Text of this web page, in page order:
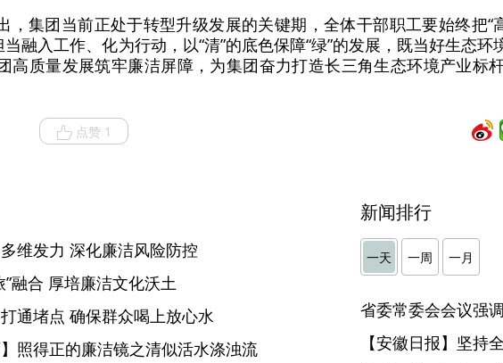
，集团当前正处于转型升级发展的关键期，全体干部职工要始终把“
当融入工作、化为行动，以“清”的底色保障“绿”的发展，既当好生态
高质量发展筑牢廉洁屏障，为集团奋力打造长三角生态环境产业标
点赞 1
维发力 深化廉洁风险防控
”融合 厚培廉洁文化沃土
通堵点 确保群众喝上放心水
】照得正的廉洁镜之清似活水涤浊流
新闻排行
一天 一周 一月
【安徽日报】坚持